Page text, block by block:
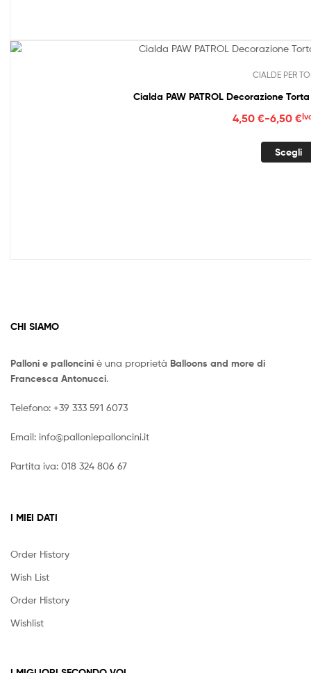
CIALDE PER
Cialda PAW PATROL Decorazione
4,50 €-6,50 €
Scegli
CHI SIAMO
Palloni e palloncini è una proprietà Balloons and more di
Francesca Antonucci.
Telefono: +39 333 591 6073
Email: info@palloniepalloncini.it
Partita iva: 018 324 806 67
I MIEI DATI
Order History
Wish List
Order History
Wishlist